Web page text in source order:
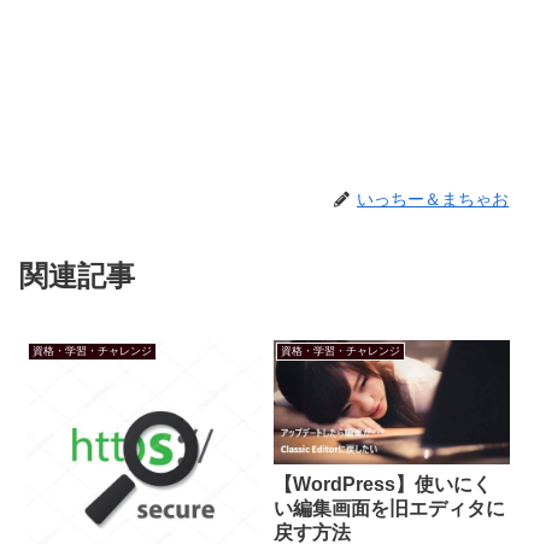
いっちー＆まちゃお
関連記事
資格・学習・チャレンジ 資格・学習・チャレンジ
【WordPress】使いにく
い編集画面を旧エディタに
戻す方法